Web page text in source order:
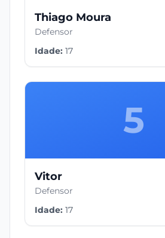
Thiago Moura
Defensor
Idade: 17
5
Vitor
Defensor
Idade: 17